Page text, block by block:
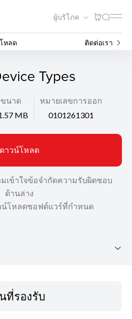
ผู้บริโภค
หลด ติดต่อเรา
Types
ขนาด
MB
หมายเลขการออก
0101261301
ดาวน์โหลด
เข้าใจข้อจำกัดความรับผิดชอบ
ด้านล่าง
น์โหลดซอฟต์แวร์ที่กำหนด
ที่รองรับ